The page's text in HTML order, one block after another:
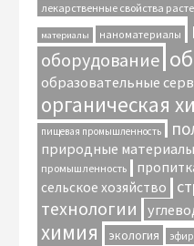
лекарственные свойства
материалы наноматериалы
оборудование
образовательные
органическая
пищевая промышленность
природные материалы
промышленность
сельское хозяйство
технологии
химия экология